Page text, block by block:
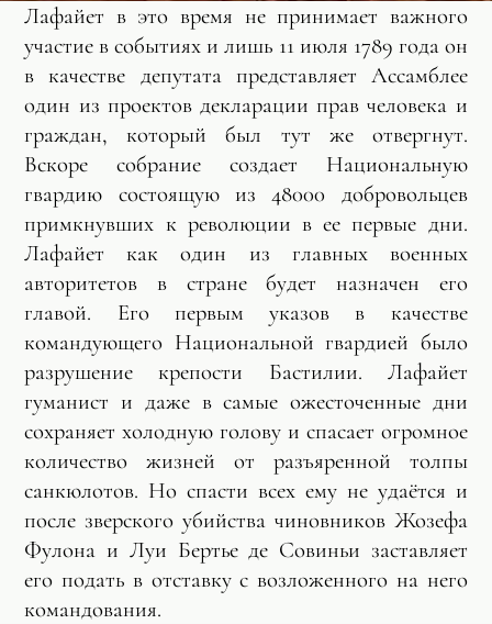
Лафайет в это время не принимает важного
участие в событиях и лишь 11 июля 1789 года он
в качестве депутата представляет Ассамблее
один из проектов декларации прав человека и
граждан, который был тут же отвергнут.
Вскоре собрание создает Национальную
гвардию состоящую из 48000 добровольцев
примкнувших к революции в ее первые дни.
Лафайет как один из главных военных
авторитетов в стране будет назначен его
главой. Его первым указов в качестве
командующего Национальной гвардией было
разрушение крепости Бастилии. Лафайет
гуманист и даже в самые ожесточенные дни
сохраняет холодную голову и спасает огромное
количество жизней от разъяренной толпы
санкюлотов. Но спасти всех ему не удаётся и
после зверского убийства чиновников Жозефа
Фулона и Луи Бертье де Совиньи заставляет
его подать в отставку с возложенного на него
командования.